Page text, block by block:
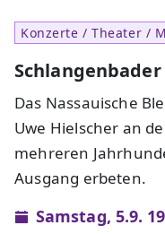
Konzerte / Theater /
Das Nassauische
Uwe Hielscher an
mehreren
Ausgang erbeten.
Samstag, 5.9.